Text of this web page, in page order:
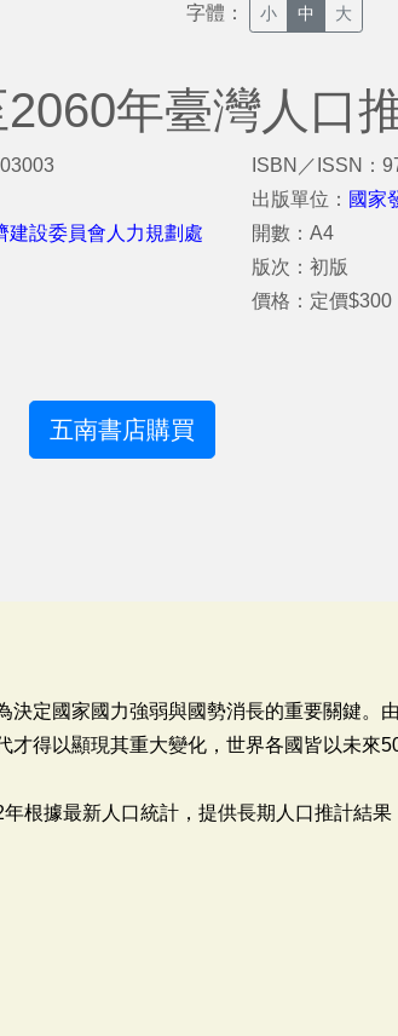
字體： 小 中 大
年臺灣人口
建設委員會人力規劃處
ISBN／ISSN：
出版單位： 國家
開數：A4
版次：初版
價格：定價$300
五南書店購買
定國家國力強弱與國勢消長的重要關鍵。
得以顯現其重大變化，世界各國皆以未來
據最新人口統計，提供長期人口推計結果